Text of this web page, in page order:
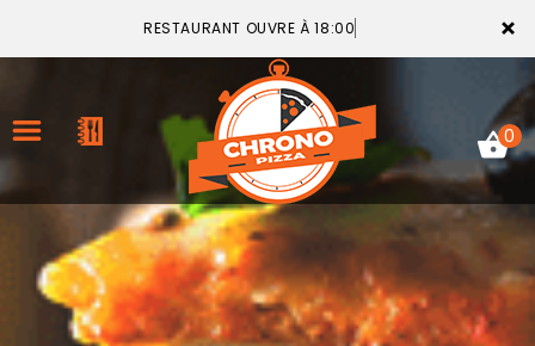
×
RESTAURANT OUVRE À 18:00
ACCUEIL
LA CARTE
0